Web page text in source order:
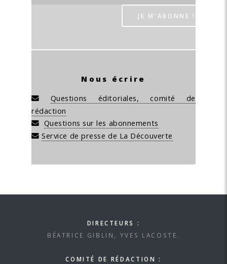
Nous écrire
Questions éditoriales, comité de
rédaction
Questions sur les abonnements
Service de presse de La Découverte
DIRECTEURS :
BÉATRICE GIBLIN, YVES LACOSTE.
COMITÉ DE RÉDACTION :